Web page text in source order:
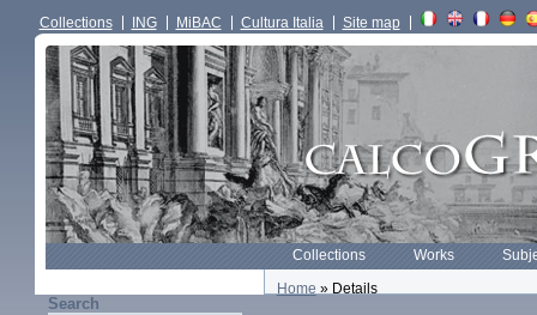
Collections ING MiBAC Cultura Italia Site map
Collections Works
Search
Home » Details